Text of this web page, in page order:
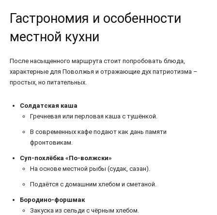
Гастрономия и особенности
местной кухни
После насыщенного маршрута стоит попробовать блюда,
характерные для Поволжья и отражающие дух патриотизма –
простых, но питательных.
Солдатская каша
Гречневая или перловая каша с тушёнкой.
В современных кафе подают как дань памяти
фронтовикам.
Суп-похлёбка «По-волжски»
На основе местной рыбы (судак, сазан).
Подаётся с домашним хлебом и сметаной.
Бородино-форшмак
Закуска из сельди с чёрным хлебом.